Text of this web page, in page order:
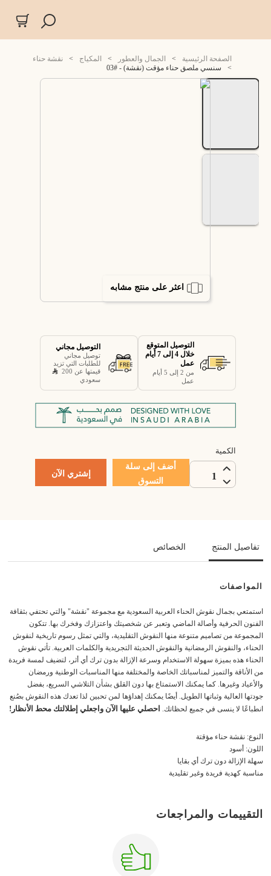
الصفحة الرئيسية > الجمال والعطور > المكياج >
نقشة حناء
>
سنسي ملصق حناء مؤقت (نقشة) - #03
اعثر على منتج مشابه
التوصيل المتوقع
خلال 4 إلى 7 أيام
عمل
من 2 إلى 5 أيام
عمل
التوصيل مجاني
توصيل مجاني
للطلبات التي تزيد
قيمتها عن 200
سعودي
الكمية
1
أضف إلى سلة
التسوق
إشتري الآن
تفاصيل المنتج الخصائص
المواصفات
استمتعي بجمال نقوش الحناء العربية السعودية مع مجموعة "نقشة" والتي تحتفي بثقافة
الفنون الحرفية وأصالة الماضي وتعبر عن شخصيتك واعتزازك وفخرك بها. تتكون
المجموعة من تصاميم متنوعة منها النقوش التقليدية، والتي تمثل رسوم تاريخية لنقوش
الحناء، والنقوش الرمضانية والنقوش الحديثة التجريدية والكلمات العربية. تأتي نقوش
الحناء هذه بميزة سهولة الاستخدام وسرعة الإزالة بدون ترك أي أثر، لتضيف لمسة فريدة
من الأناقة والتميز لمناسباتك الخاصة والمختلفة منها المناسبات الوطنية ورمضان
والأعياد وغيرها. كما يمكنك الاستمتاع بها دون القلق بشأن التلاشي السريع، بفضل
جودتها العالية وثباتها الطويل. أيضًا يمكنك إهداؤها لمن تحبين لذا تعدك هذه النقوش بصُنع
انطباعًا لا ينسى في جميع لحظاتك. احصلي عليها الآن واجعلي إطلالتك محط الأنظار!
النوع: نقشة حناء مؤقتة
اللون: أسود
سهلة الإزالة دون ترك أي بقايا
مناسبة كهدية فريدة وغير تقليدية
التقييمات والمراجعات